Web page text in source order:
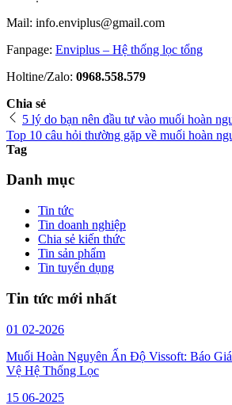
Mail: info.enviplus@gmail.com
Fanpage: Enviplus – Hệ thống lọc tổng
Holtine/Zalo: 0968.558.579
Chia sẻ
5 lý do bạn nên đầu tư vào muối hoàn
Top 10 câu hỏi thường gặp về muối hoàn
Tag
Danh mục
Tin tức
Tin doanh nghiệp
Chia sẻ kiến thức
Tin sản phẩm
Tin tuyển dụng
Tin tức mới nhất
01 02-2026
Muối Hoàn Nguyên Ấn Độ Vissoft: Báo
Vệ Hệ Thống Lọc
15 06-2025